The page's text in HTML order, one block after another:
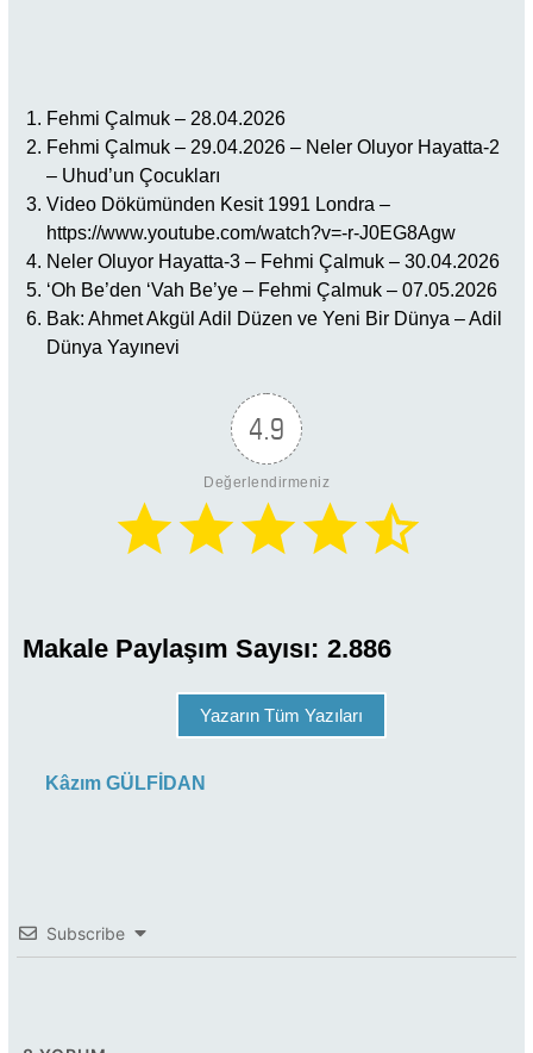
Fehmi Çalmuk – 28.04.2026
Fehmi Çalmuk – 29.04.2026 – Neler Oluyor Hayatta-2
– Uhud’un Çocukları
Video Dökümünden Kesit 1991 Londra –
https://www.youtube.com/watch?v=-r-J0EG8Agw
Neler Oluyor Hayatta-3 – Fehmi Çalmuk – 30.04.2026
‘Oh Be’den ‘Vah Be’ye – Fehmi Çalmuk – 07.05.2026
Bak: Ahmet Akgül Adil Düzen ve Yeni Bir Dünya – Adil
Dünya Yayınevi
4.9
Değerlendirmeniz
Makale Paylaşım Sayısı: 2.886
Yazarın Tüm Yazıları
Kâzım GÜLFİDAN
Subscribe